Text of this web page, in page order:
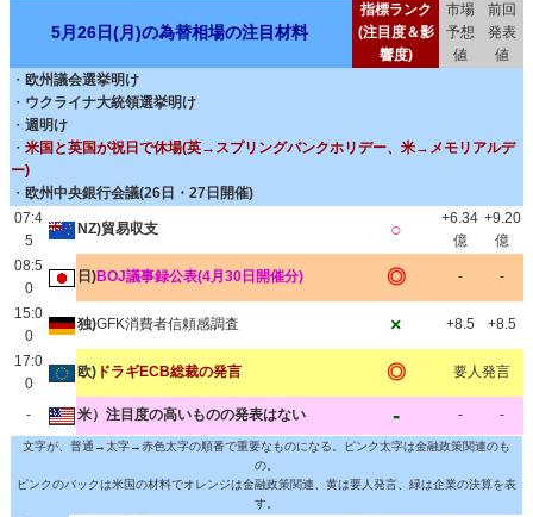
5月26日(月)の為替相場の注目材料
指標ランク
(注目度＆影
響度)
市場
予想
値
前回
発表
値
・ 欧州議会選挙明け
・ ウクライナ大統領選挙明け
・ 週明け
・ 米国と英国が祝日で休場(英→スプリングバンクホリデー、米→メモリアルデ
ー)
・ 欧州中央銀行会議(26日・27日開催)
07:4
5
NZ)貿易収支 ○
+6.34
億
+9.20
億
08:5
0
日)BOJ議事録公表(4月30日開催分) ◎ - -
15:0
0
独)GFK消費者信頼感調査 × +8.5 +8.5
17:0
0
欧) ドラギECB総裁の発言 ◎ 要人発言
- 米）注目度の高いものの発表はない - - -
文字が、普通→太字→赤色太字の順番で重要なものになる。ピンク太字は金融政策関連のも
の。
ピンクのバックは米国の材料でオレンジは金融政策関連、黄は要人発言、緑は企業の決算を表
す。